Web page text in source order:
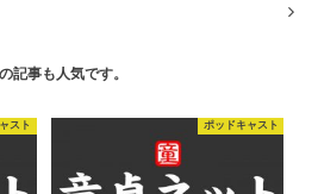
記事も人気です。
スト ポッドキャスト